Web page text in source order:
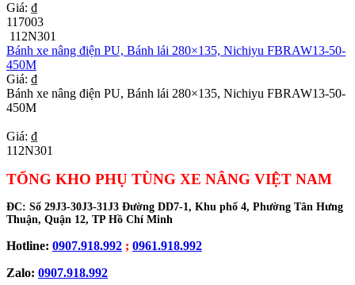
Giá: ₫
117003
112N301
Bánh xe nâng điện PU, Bánh lái 280×135, Nichiyu FBRAW13-50-
450M
Giá: ₫
Bánh xe nâng điện PU, Bánh lái 280×135, Nichiyu FBRAW13-50-
450M
Giá: ₫
112N301
TỔNG KHO PHỤ TÙNG XE NÂNG VIỆT NAM
ĐC: Số 29J3-30J3-31J3 Đường DD7-1, Khu phố 4, Phường Tân Hưng
Thuận, Quận 12, TP Hồ Chí Minh
Hotline: 0907.918.992 ; 0961.918.992
Zalo: 0907.918.992